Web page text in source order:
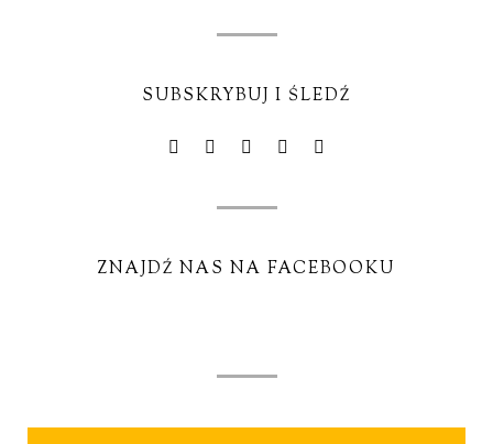
SUBSKRYBUJ I ŚLEDŹ
ZNAJDŹ NAS NA FACEBOOKU